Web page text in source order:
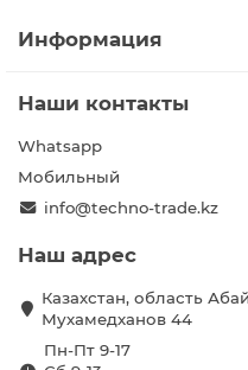
Информация
Наши контакты
Whatsapp
Мобильный
info@techno-trade.kz
Наш адрес
Казахстан, область
Мухамедханов 44
Пн-Пт 9-17